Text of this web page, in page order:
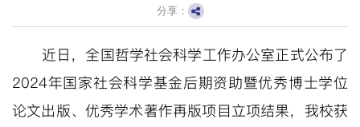
分享：
近日，全国哲学社会科学工作办公室正式公布了
2024年国家社会科学基金后期资助暨优秀博士学位
论文出版、优秀学术著作再版项目立项结果，我校获